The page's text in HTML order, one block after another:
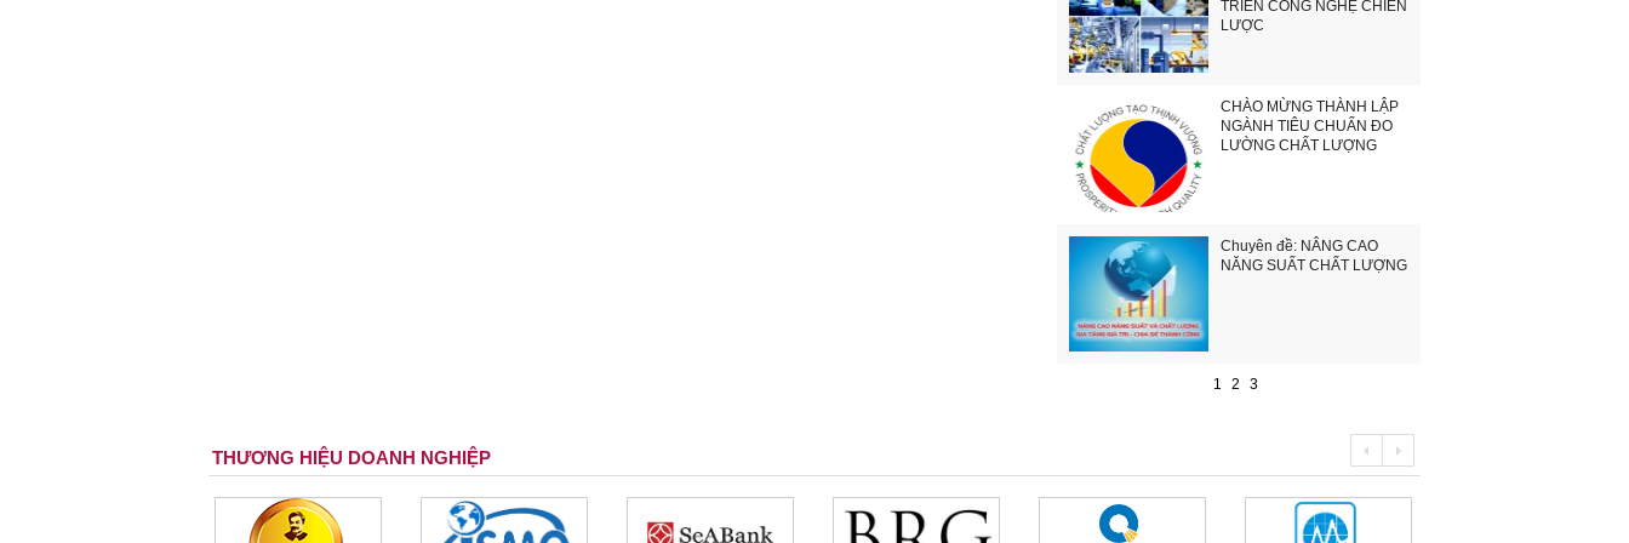
TRIỂN CÔNG NGHỆ CHIẾN
LƯỢC
CHÀO MỪNG THÀNH LẬP
NGÀNH TIÊU CHUẨN ĐO
LƯỜNG CHẤT LƯỢNG
Chuyên đề: NÂNG CAO
NĂNG SUẤT CHẤT LƯỢNG
1 2 3
THƯƠNG HIỆU DOANH NGHIỆP